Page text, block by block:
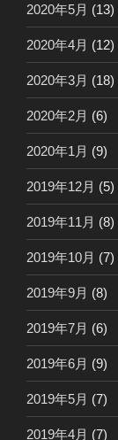
2020年5月 (13)
2020年4月 (12)
2020年3月 (18)
2020年2月 (6)
2020年1月 (9)
2019年12月 (5)
2019年11月 (8)
2019年10月 (7)
2019年9月 (8)
2019年7月 (6)
2019年6月 (9)
2019年5月 (7)
2019年4月 (7)